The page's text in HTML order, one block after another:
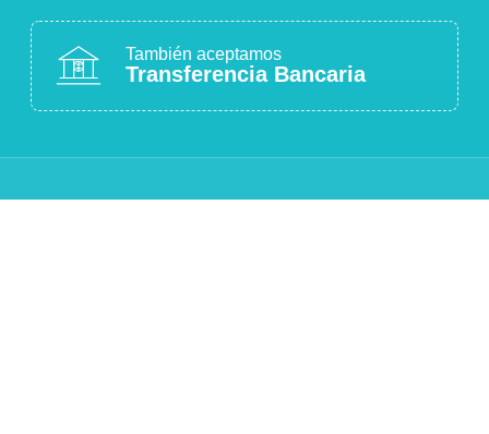
También aceptamos
Transferencia Bancaria